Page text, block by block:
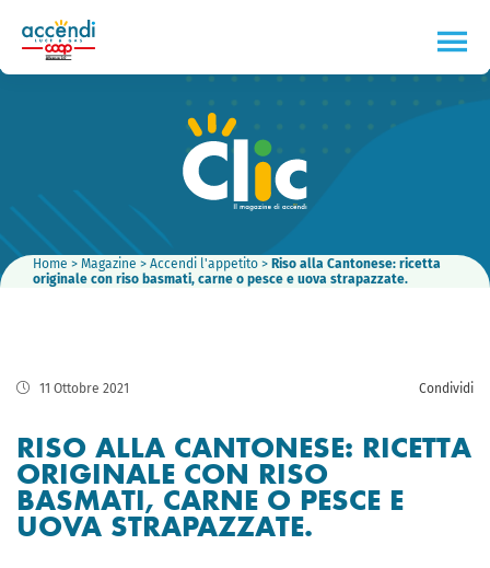
Home > Magazine > Accendi l'appetito > Riso alla Cantonese: ricetta
originale con riso basmati, carne o pesce e uova strapazzate.
11 Ottobre 2021 Condividi
RISO ALLA CANTONESE: RICETTA
ORIGINALE CON RISO
BASMATI, CARNE O PESCE E
UOVA STRAPAZZATE.